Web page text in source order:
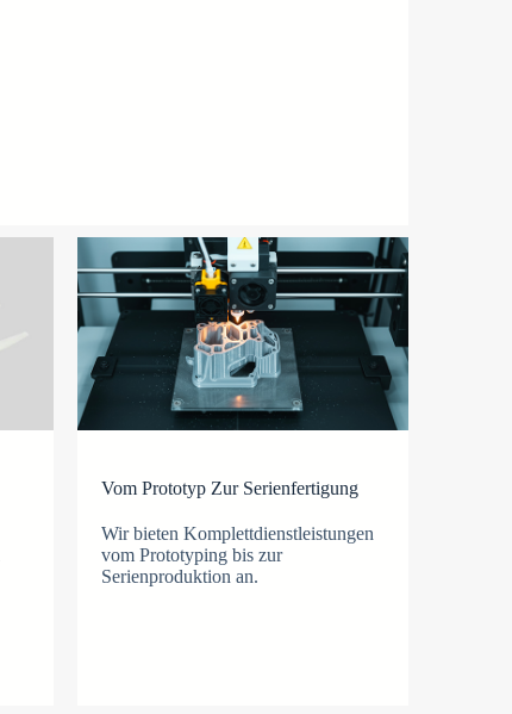
Vom Prototyp Zur Serienfertigung
Wir bieten Komplettdienstleistungen
vom Prototyping bis zur
Serienproduktion an.